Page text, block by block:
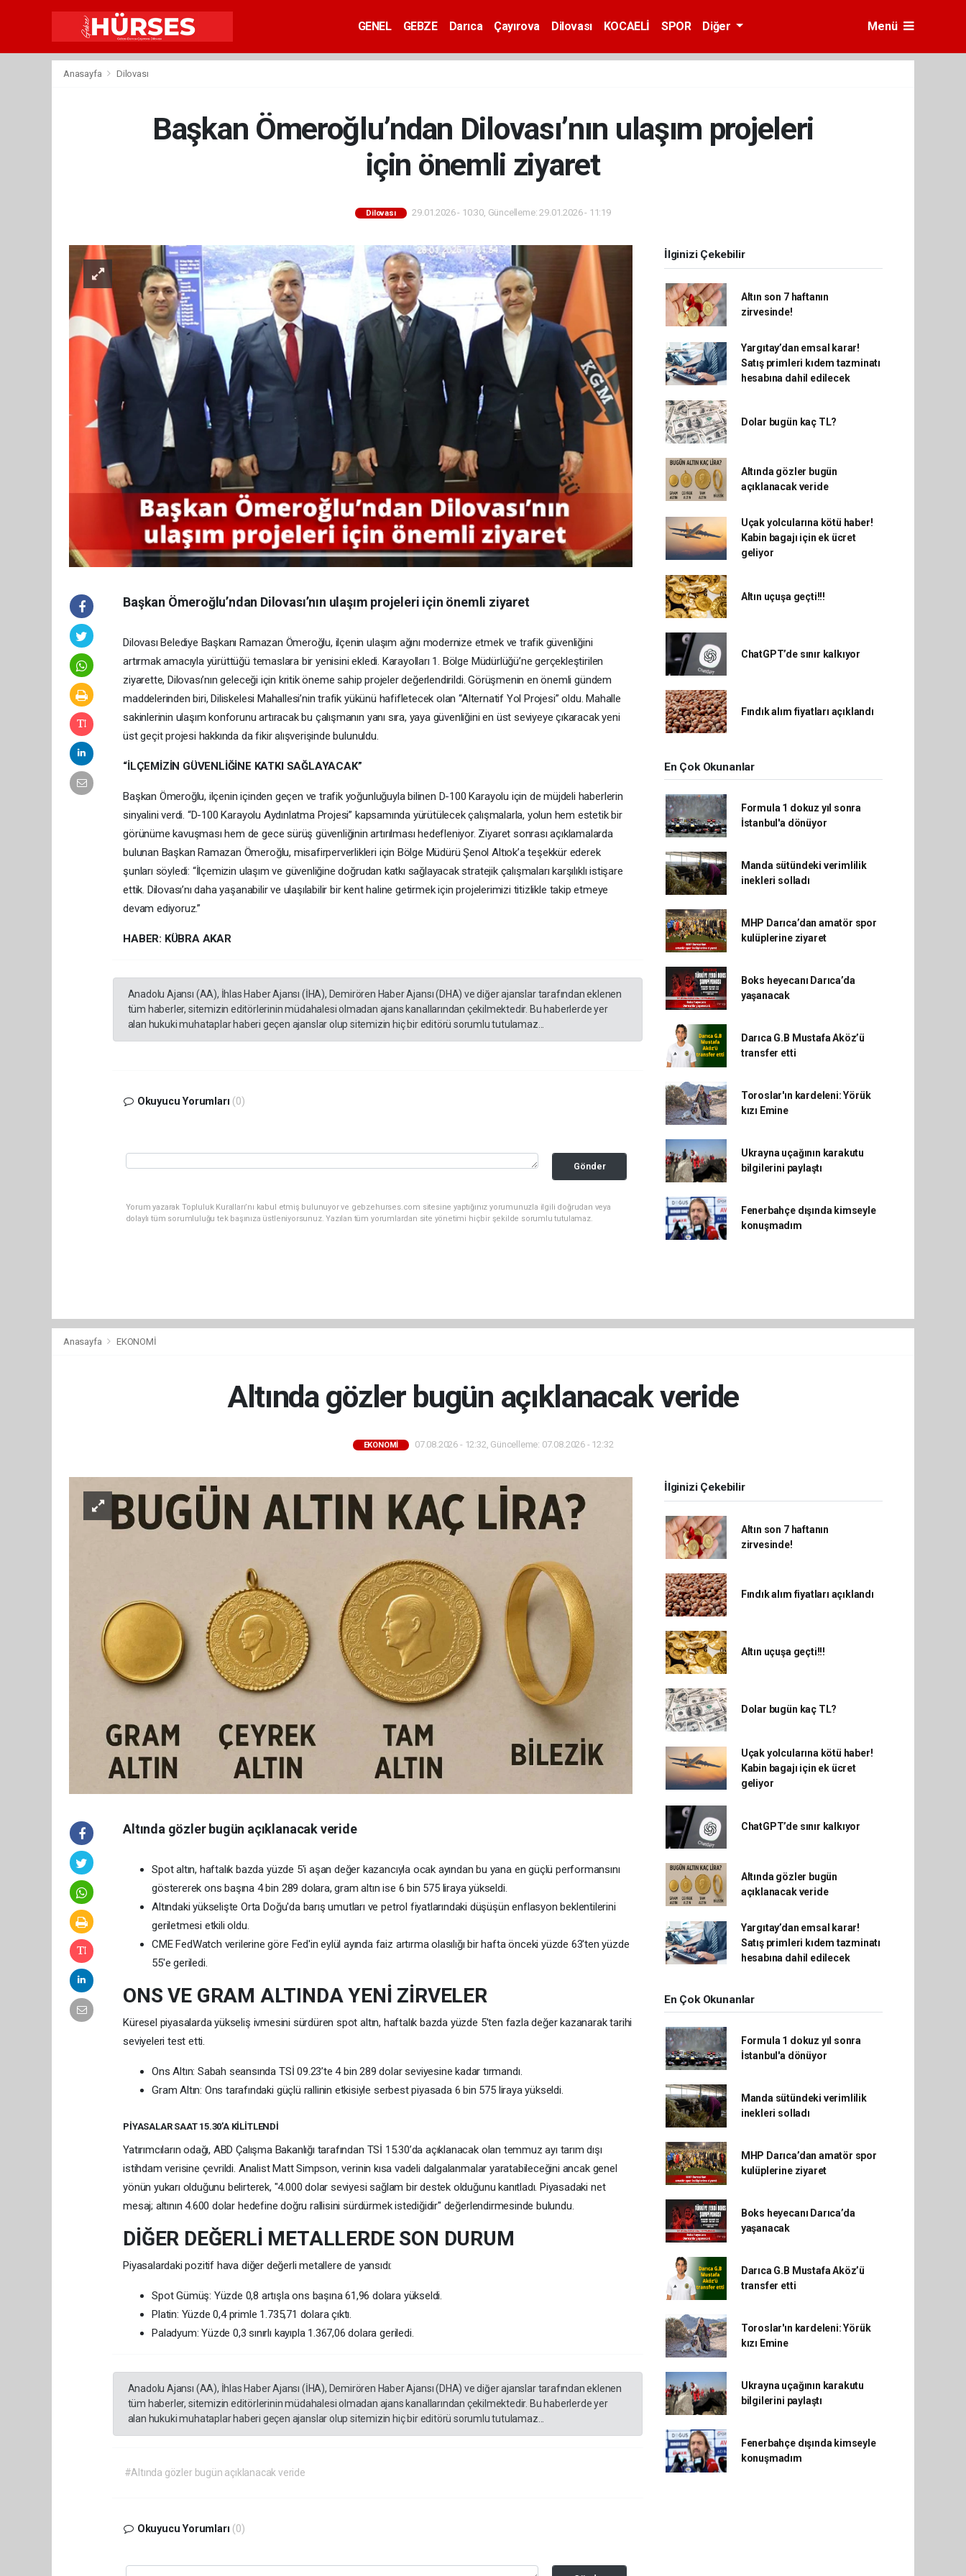
GENEL GEBZE Darıca Çayırova Dilovası KOCAELİ SPOR Diğer Menü
Anasayfa Dilovası
Başkan Ömeroğlu’ndan Dilovası’nın ulaşım projeleri
için önemli ziyaret
Dilovası 29.01.2026 - 10:30, Güncelleme: 29.01.2026 - 11:19
Başkan Ömeroğlu’ndan Dilovası’nın ulaşım projeleri için önemli ziyaret
Dilovası Belediye Başkanı Ramazan Ömeroğlu, ilçenin ulaşım ağını modernize etmek ve trafik güvenliğini
artırmak amacıyla yürüttüğü temaslara bir yenisini ekledi. Karayolları 1. Bölge Müdürlüğü’ne gerçekleştirilen
ziyarette, Dilovası’nın geleceği için kritik öneme sahip projeler değerlendirildi. Görüşmenin en önemli gündem
maddelerinden biri, Diliskelesi Mahallesi’nin trafik yükünü hafifletecek olan “Alternatif Yol Projesi” oldu. Mahalle
sakinlerinin ulaşım konforunu artıracak bu çalışmanın yanı sıra, yaya güvenliğini en üst seviyeye çıkaracak yeni
üst geçit projesi hakkında da fikir alışverişinde bulunuldu.
“İLÇEMİZİN GÜVENLİĞİNE KATKI SAĞLAYACAK”
Başkan Ömeroğlu, ilçenin içinden geçen ve trafik yoğunluğuyla bilinen D-100 Karayolu için de müjdeli haberlerin
sinyalini verdi. “D-100 Karayolu Aydınlatma Projesi” kapsamında yürütülecek çalışmalarla, yolun hem estetik bir
görünüme kavuşması hem de gece sürüş güvenliğinin artırılması hedefleniyor. Ziyaret sonrası açıklamalarda
bulunan Başkan Ramazan Ömeroğlu, misafirperverlikleri için Bölge Müdürü Şenol Altıok’a teşekkür ederek
şunları söyledi: “İlçemizin ulaşım ve güvenliğine doğrudan katkı sağlayacak stratejik çalışmaları karşılıklı istişare
ettik. Dilovası’nı daha yaşanabilir ve ulaşılabilir bir kent haline getirmek için projelerimizi titizlikle takip etmeye
devam ediyoruz.”
HABER: KÜBRA AKAR
Anadolu Ajansı (AA), İhlas Haber Ajansı (İHA), Demirören Haber Ajansı (DHA) ve diğer ajanslar tarafından eklenen
tüm haberler, sitemizin editörlerinin müdahalesi olmadan ajans kanallarından çekilmektedir. Bu haberlerde yer
alan hukuki muhataplar haberi geçen ajanslar olup sitemizin hiç bir editörü sorumlu tutulamaz...
Okuyucu Yorumları (0)
Gönder
Yorum yazarak Topluluk Kuralları’nı kabul etmiş bulunuyor ve gebzehurses.com sitesine yaptığınız yorumunuzla ilgili doğrudan veya
dolaylı tüm sorumluluğu tek başınıza üstleniyorsunuz. Yazılan tüm yorumlardan site yönetimi hiçbir şekilde sorumlu tutulamaz.
İlginizi Çekebilir
Altın son 7 haftanın
zirvesinde!
Yargıtay’dan emsal karar!
Satış primleri kıdem tazminatı
hesabına dahil edilecek
Dolar bugün kaç TL?
Altında gözler bugün
açıklanacak veride
Uçak yolcularına kötü haber!
Kabin bagajı için ek ücret
geliyor
Altın uçuşa geçti!!!
ChatGPT’de sınır kalkıyor
Fındık alım fiyatları açıklandı
En Çok Okunanlar
Formula 1 dokuz yıl sonra
İstanbul'a dönüyor
Manda sütündeki verimlilik
inekleri solladı
MHP Darıca’dan amatör spor
kulüplerine ziyaret
Boks heyecanı Darıca’da
yaşanacak
Darıca G.B Mustafa Aköz’ü
transfer etti
Toroslar'ın kardeleni: Yörük
kızı Emine
Ukrayna uçağının karakutu
bilgilerini paylaştı
Fenerbahçe dışında kimseyle
konuşmadım
Anasayfa EKONOMİ
Altında gözler bugün açıklanacak veride
EKONOMİ 07.08.2026 - 12:32, Güncelleme: 07.08.2026 - 12:32
Altında gözler bugün açıklanacak veride
Spot altın, haftalık bazda yüzde 5'i aşan değer kazancıyla ocak ayından bu yana en güçlü performansını
göstererek ons başına 4 bin 289 dolara, gram altın ise 6 bin 575 liraya yükseldi.
Altındaki yükselişte Orta Doğu'da barış umutları ve petrol fiyatlarındaki düşüşün enflasyon beklentilerini
geriletmesi etkili oldu.
CME FedWatch verilerine göre Fed'in eylül ayında faiz artırma olasılığı bir hafta önceki yüzde 63'ten yüzde
55'e geriledi.
ONS VE GRAM ALTINDA YENİ ZİRVELER
Küresel piyasalarda yükseliş ivmesini sürdüren spot altın, haftalık bazda yüzde 5'ten fazla değer kazanarak tarihi
seviyeleri test etti.
Ons Altın: Sabah seansında TSİ 09.23’te 4 bin 289 dolar seviyesine kadar tırmandı.
Gram Altın: Ons tarafındaki güçlü rallinin etkisiyle serbest piyasada 6 bin 575 liraya yükseldi.
PİYASALAR SAAT 15.30’A KİLİTLENDİ
Yatırımcıların odağı, ABD Çalışma Bakanlığı tarafından TSİ 15.30’da açıklanacak olan temmuz ayı tarım dışı
istihdam verisine çevrildi. Analist Matt Simpson, verinin kısa vadeli dalgalanmalar yaratabileceğini ancak genel
yönün yukarı olduğunu belirterek, "4.000 dolar seviyesi sağlam bir destek olduğunu kanıtladı. Piyasadaki net
mesaj; altının 4.600 dolar hedefine doğru rallisini sürdürmek istediğidir" değerlendirmesinde bulundu.
DİĞER DEĞERLİ METALLERDE SON DURUM
Piyasalardaki pozitif hava diğer değerli metallere de yansıdı:
Spot Gümüş: Yüzde 0,8 artışla ons başına 61,96 dolara yükseldi.
Platin: Yüzde 0,4 primle 1.735,71 dolara çıktı.
Paladyum: Yüzde 0,3 sınırlı kayıpla 1.367,06 dolara geriledi.
Anadolu Ajansı (AA), İhlas Haber Ajansı (İHA), Demirören Haber Ajansı (DHA) ve diğer ajanslar tarafından eklenen
tüm haberler, sitemizin editörlerinin müdahalesi olmadan ajans kanallarından çekilmektedir. Bu haberlerde yer
alan hukuki muhataplar haberi geçen ajanslar olup sitemizin hiç bir editörü sorumlu tutulamaz...
#Altında gözler bugün açıklanacak veride
Okuyucu Yorumları (0)
İlginizi Çekebilir
Altın son 7 haftanın
zirvesinde!
Fındık alım fiyatları açıklandı
Altın uçuşa geçti!!!
Dolar bugün kaç TL?
Uçak yolcularına kötü haber!
Kabin bagajı için ek ücret
geliyor
ChatGPT’de sınır kalkıyor
Altında gözler bugün
açıklanacak veride
Yargıtay’dan emsal karar!
Satış primleri kıdem tazminatı
hesabına dahil edilecek
En Çok Okunanlar
Formula 1 dokuz yıl sonra
İstanbul'a dönüyor
Manda sütündeki verimlilik
inekleri solladı
MHP Darıca’dan amatör spor
kulüplerine ziyaret
Boks heyecanı Darıca’da
yaşanacak
Darıca G.B Mustafa Aköz’ü
transfer etti
Toroslar'ın kardeleni: Yörük
kızı Emine
Ukrayna uçağının karakutu
bilgilerini paylaştı
Fenerbahçe dışında kimseyle
konuşmadım